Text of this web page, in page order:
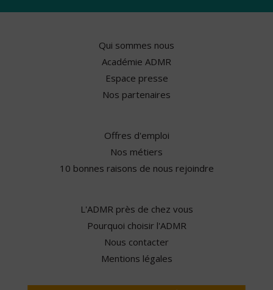
Qui sommes nous
Académie ADMR
Espace presse
Nos partenaires
Offres d'emploi
Nos métiers
10 bonnes raisons de nous rejoindre
L'ADMR près de chez vous
Pourquoi choisir l'ADMR
Nous contacter
Mentions légales